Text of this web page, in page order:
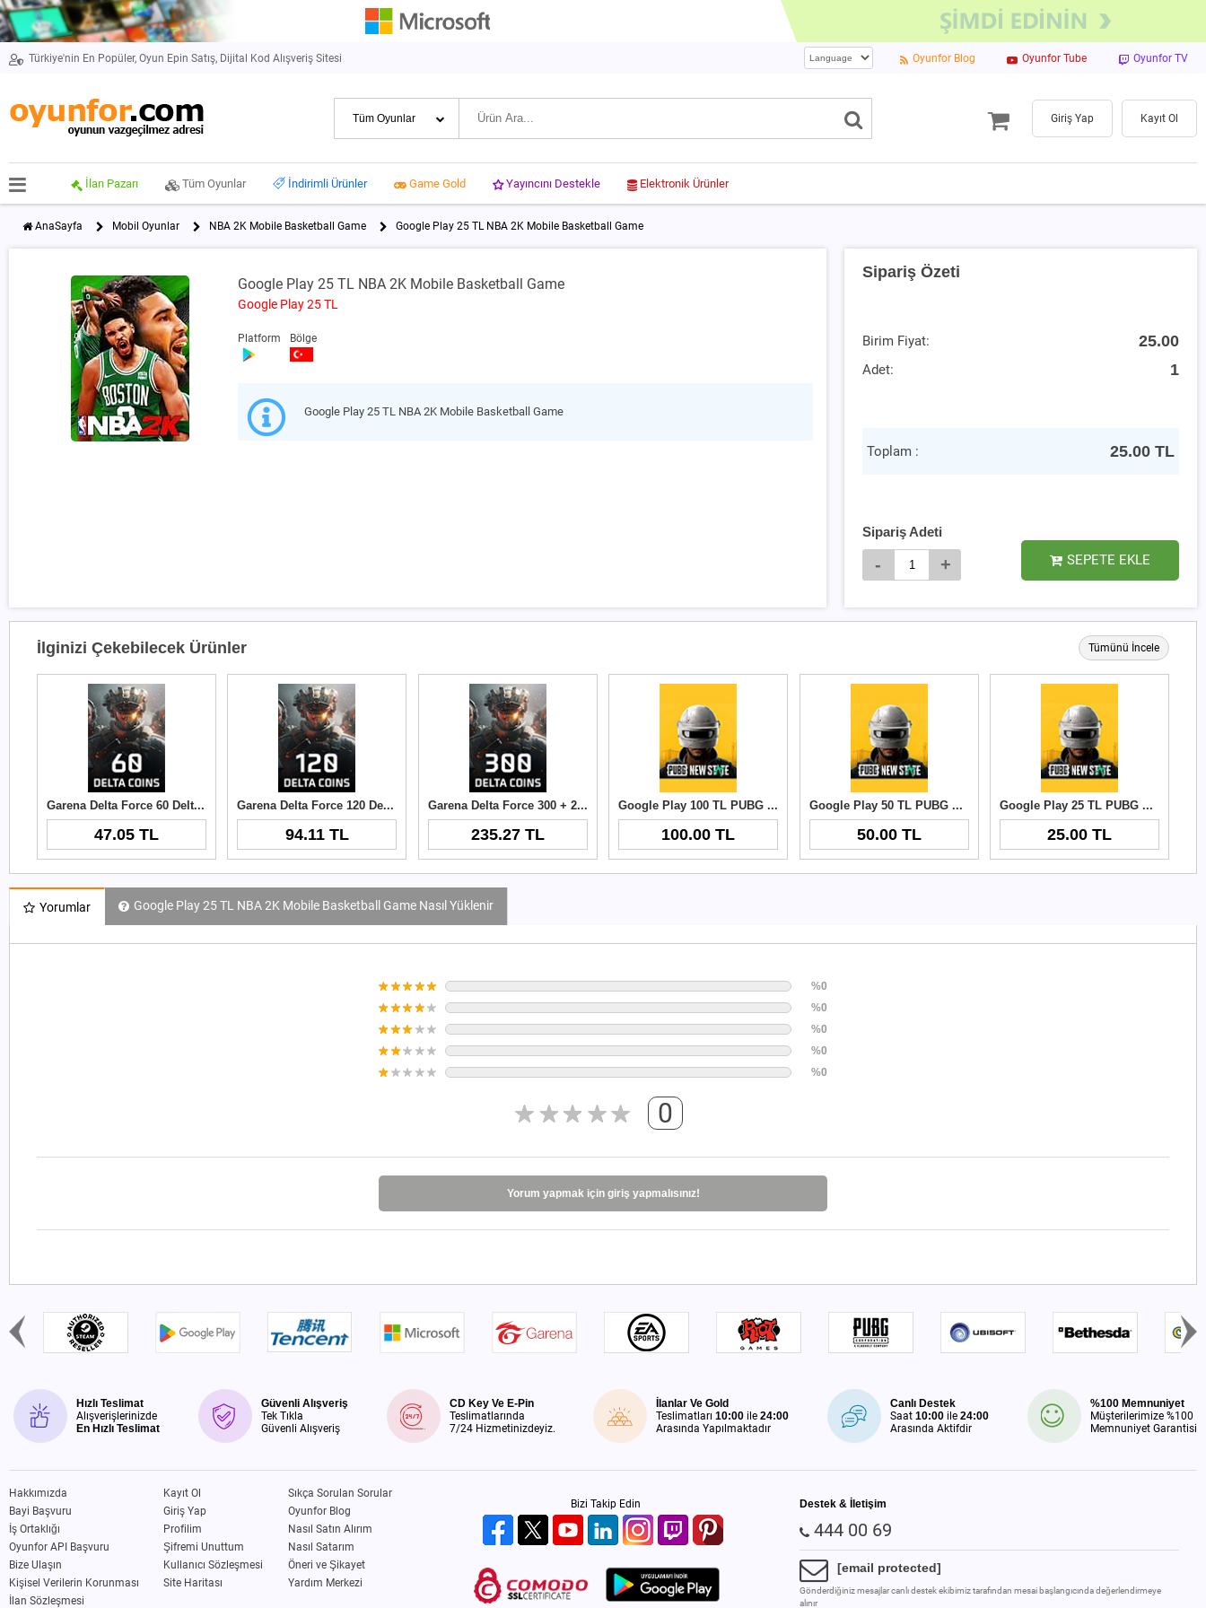
Türkiye'nin En Popüler, Oyun Epin Satış, Dijital Kod Alışveriş Sitesi Oyunfor Blog Oyunfor Tube Oyunfor TV
Giriş Yap Kayıt Ol
İlan Pazarı Tüm Oyunlar İndirimli Ürünler Game Gold Yayıncını Destekle Elektronik Ürünler
AnaSayfa Mobil Oyunlar NBA 2K Mobile Basketball Game Google Play 25 TL NBA 2K Mobile Basketball Game
Google Play 25 TL NBA 2K Mobile Basketball Game
Google Play 25 TL
Platform Bölge
Google Play 25 TL NBA 2K Mobile Basketball Game
Sipariş Özeti
Birim Fiyat: 25.00
Adet: 1
Toplam : 25.00 TL
Sipariş Adeti
- + SEPETE EKLE
İlginizi Çekebilecek Ürünler Tümünü İncele
Garena Delta Force 60 Delta Coins TR
47.05 TL
Garena Delta Force 120 Delta Coins TR
94.11 TL
Garena Delta Force 300 + 21 Delta Coins TR
235.27 TL
Google Play 100 TL PUBG New State NC
100.00 TL
Google Play 50 TL PUBG New State NC
50.00 TL
Google Play 25 TL PUBG New State NC
25.00 TL
Yorumlar Google Play 25 TL NBA 2K Mobile Basketball Game Nasıl Yüklenir
%0
%0
%0
%0
%0
0
Yorum yapmak için giriş yapmalısınız!
Hızlı Teslimat
Alışverişlerinizde
En Hızlı Teslimat
Güvenli Alışveriş
Tek Tıkla
Güvenli Alışveriş
CD Key Ve E-Pin
Teslimatlarında
7/24 Hizmetinizdeyiz.
İlanlar Ve Gold
Teslimatları10:00 ile24:00
Arasında Yapılmaktadır
Canlı Destek
Saat10:00 ile24:00
Arasında Aktifdir
%100 Memnuniyet
Müşterilerimize %100
Memnuniyet Garantisi
Hakkımızda
Bayi Başvuru
İş Ortaklığı
Oyunfor API Başvuru
Bize Ulaşın
Kişisel Verilerin Korunması
İlan Sözleşmesi
Kayıt Ol
Giriş Yap
Profilim
Şifremi Unuttum
Kullanıcı Sözleşmesi
Site Haritası
Sıkça Sorulan Sorular
Oyunfor Blog
Nasıl Satın Alırım
Nasıl Satarım
Öneri ve Şikayet
Yardım Merkezi
Bizi Takip Edin Destek & İletişim
444 00 69
[email protected]
Gönderdiğiniz mesajlar canlı destek ekibimiz tarafından mesai başlangıcında değerlendirmeye
alınır